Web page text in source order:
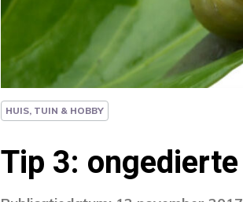
HUIS, TUIN & HOBBY
Tip 3: ongedierte